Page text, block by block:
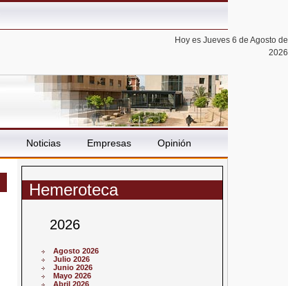
Hoy es Jueves 6 de Agosto de
2026
Noticias Empresas Opinión
Hemeroteca
2026
Agosto 2026
Julio 2026
Junio 2026
Mayo 2026
Abril 2026